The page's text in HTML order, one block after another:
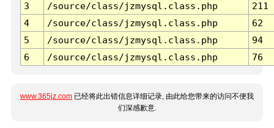
3 /source/class/jzmysql.class.php
211
4
/source/class/jzmysql.class.php
62
5
/source/class/jzmysql.class.php
94
6
/source/class/jzmysql.class.php 76
www.365jz.com 已经将此出错信息详细记录, 由此给您带来的访问不便我
们深感歉意.